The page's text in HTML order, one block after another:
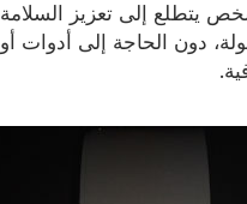
يتطلع إلى تعزيز السلامة
دون الحاجة إلى أدوات أو